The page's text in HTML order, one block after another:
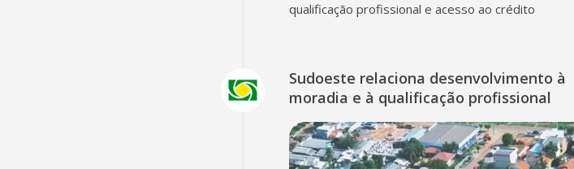
qualificação profissional e acesso ao crédito
Sudoeste relaciona desenvolvimento à
moradia e à qualificação profissional